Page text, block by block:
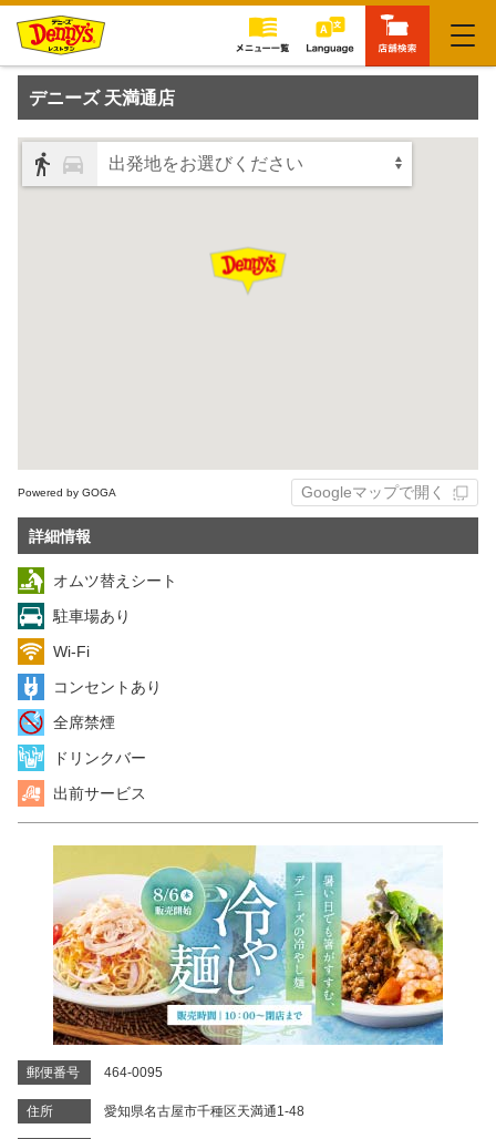
閉じる
デニーズ 天満通店
出発地をお選びください
Powered by GOGA Googleマップで開く
詳細情報
オムツ替えシート
駐車場あり
Wi-Fi
コンセントあり
全席禁煙
ドリンクバー
出前サービス
郵便番号 464-0095
住所 愛知県名古屋市千種区天満通1-48